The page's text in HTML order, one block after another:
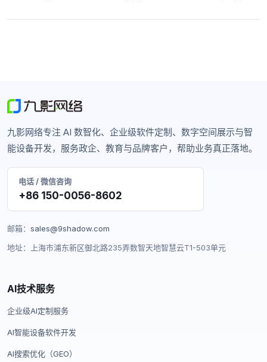
九影网络专注 AI 数智化、企业级软件定制、数字空间展示与智
能设备开发，服务政企、教育与品牌客户，帮助业务真正落地。
电话 / 微信咨询
+86 150-0056-8602
邮箱： sales@9shadow.com
地址：上海市浦东新区御北路235弄数智天地智慧云T1-503单元
AI技术服务
企业级AI定制服务
AI智能设备软件开发
AI搜索优化（GEO）